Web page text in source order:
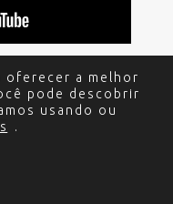
Todos os direitos
oferecer a melhor
pode descobrir
usando ou
.